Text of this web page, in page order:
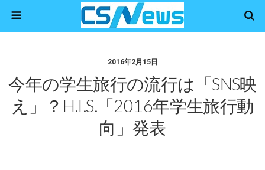
2016年2月15日
今年の学生旅行の流行は「SNS映
え」？H.I.S.「2016年学生旅行動
向」発表